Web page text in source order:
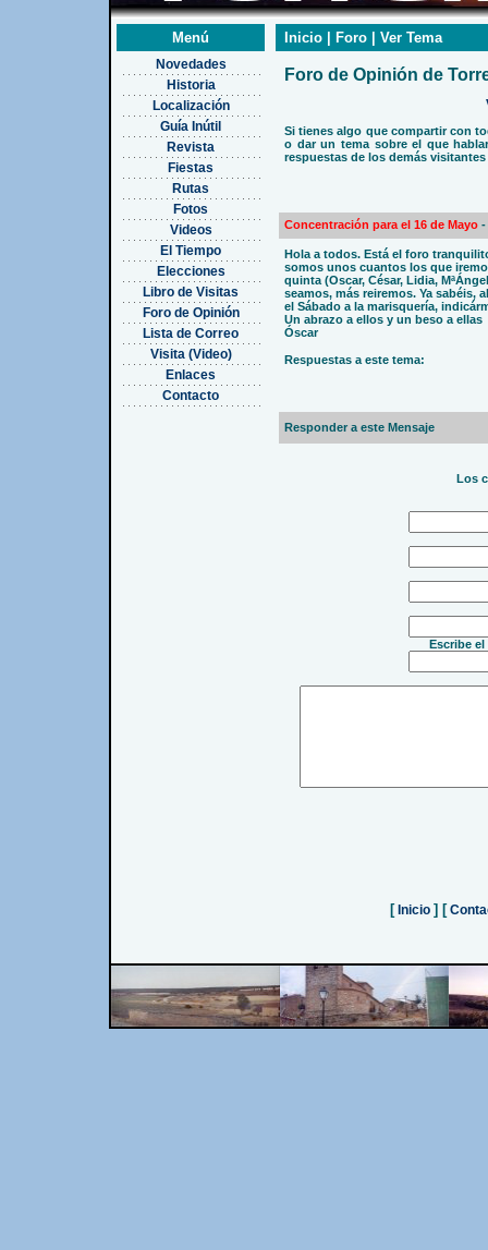
Menú
Novedades
Historia
Localización
Guía Inútil
Revista
Fiestas
Rutas
Fotos
Videos
El Tiempo
Elecciones
Libro de Visitas
Foro de Opinión
Lista de Correo
Visita (Video)
Enlaces
Contacto
Inicio | Foro | Ver Tema
Foro de Opinión de
Si tienes algo que compartir con
o dar un tema sobre el que
respuestas de los demás
Concentración para el 16 de Mayo -
Hola a todos. Está el foro
somos unos cuantos los que
quinta (Oscar, César, Lidia,
seamos, más reiremos. Ya sabéis,
el Sábado a la marisquería,
Un abrazo a ellos y un beso a ellas
Óscar
Respuestas a este tema:
Responder a este Mensaje
Los
Escribe el
[ Inicio ] [